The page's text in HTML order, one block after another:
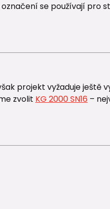
se používají pro
projekt vyžaduje ještě
zvolit KG 2000 SN16 –